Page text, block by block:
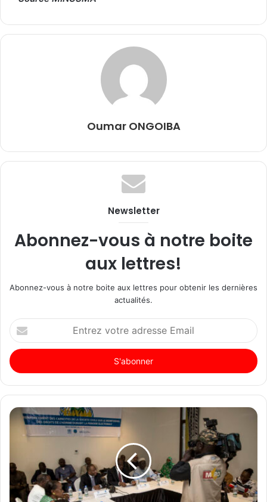
Oumar ONGOIBA
Newsletter
Abonnez-vous à notre boite
aux lettres!
Abonnez-vous à notre boite aux lettres pour obtenir les dernières
actualités.
Entrez
votre
adresse
Email